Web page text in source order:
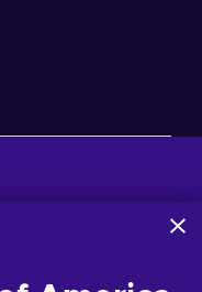
บไซต์นี้ เราใช้ข้อมูลนี้เพื่อ
ฆษณา